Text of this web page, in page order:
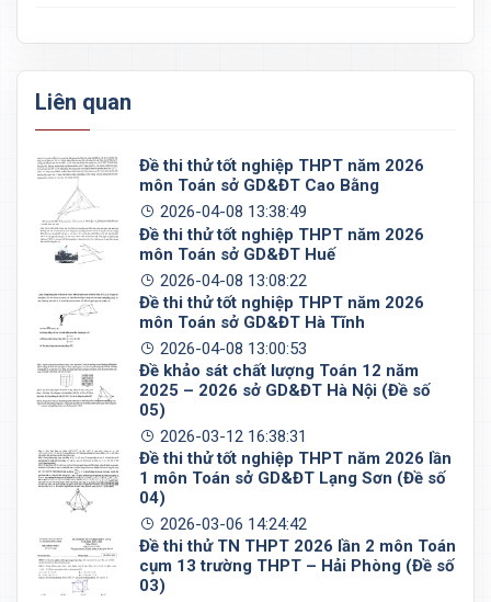
Liên quan
Đề thi thử tốt nghiệp THPT năm 2026
môn Toán sở GD&ĐT Cao Bằng
2026-04-08 13:38:49
Đề thi thử tốt nghiệp THPT năm 2026
môn Toán sở GD&ĐT Huế
2026-04-08 13:08:22
Đề thi thử tốt nghiệp THPT năm 2026
môn Toán sở GD&ĐT Hà Tĩnh
2026-04-08 13:00:53
Đề khảo sát chất lượng Toán 12 năm
2025 – 2026 sở GD&ĐT Hà Nội (Đề số
05)
2026-03-12 16:38:31
Đề thi thử tốt nghiệp THPT năm 2026 lần
1 môn Toán sở GD&ĐT Lạng Sơn (Đề số
04)
2026-03-06 14:24:42
Đề thi thử TN THPT 2026 lần 2 môn Toán
cụm 13 trường THPT – Hải Phòng (Đề số
03)